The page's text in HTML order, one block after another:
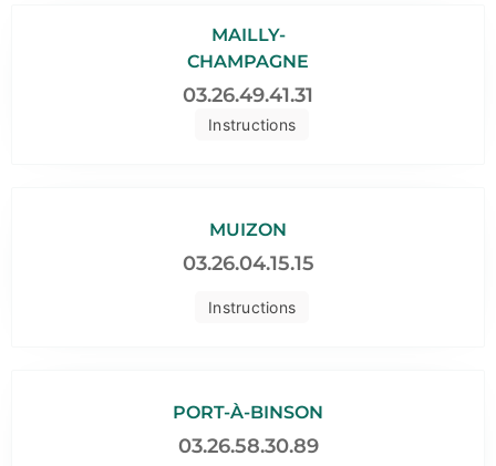
Instructions
MAILLY-
CHAMPAGNE
03.26.49.41.31
Instructions
MUIZON
03.26.04.15.15
PORT-À-BINSON
03.26.58.30.89